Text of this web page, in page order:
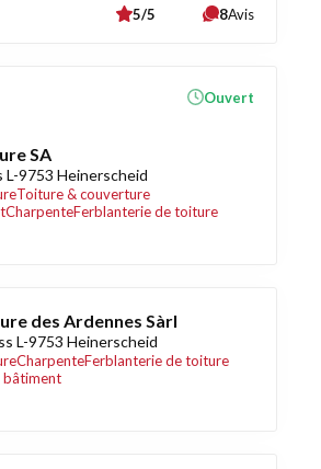
5/5 8Avis
SA
L-9753 Heinerscheid
Toiture & couverture
CharpenteFerblanterie de toiture
Ouvert
des Ardennes Sàrl
L-9753 Heinerscheid
CharpenteFerblanterie de toiture
bâtiment